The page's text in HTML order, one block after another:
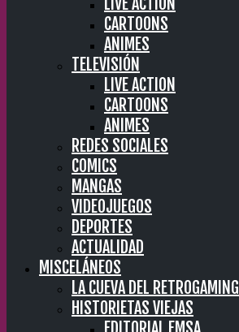
CARTOONS
ANIMES
TELEVISIÓN
LIVE ACTION
CARTOONS
ANIMES
REDES SOCIALES
COMICS
MANGAS
VIDEOJUEGOS
DEPORTES
ACTUALIDAD
MISCELÁNEOS
LA CUEVA DEL RETROGAMING
HISTORIETAS VIEJAS